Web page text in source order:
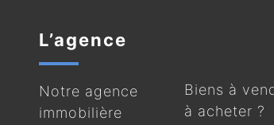
L’agence
Notre agence
immobilière
Biens à
à acheter ?